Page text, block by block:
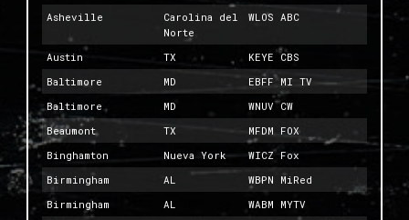
Asheville
Carolina del
Norte
WLOS ABC
Austin TX
KEYE CBS
Baltimore
MD
EBFF MI TV
Baltimore
MD
WNUV CW
Beaumont
TX
MFDM FOX
Binghamton
Nueva York
WICZ Fox
Birmingham
AL
WBPN MiRed
Birmingham
AL
WABM MYTV